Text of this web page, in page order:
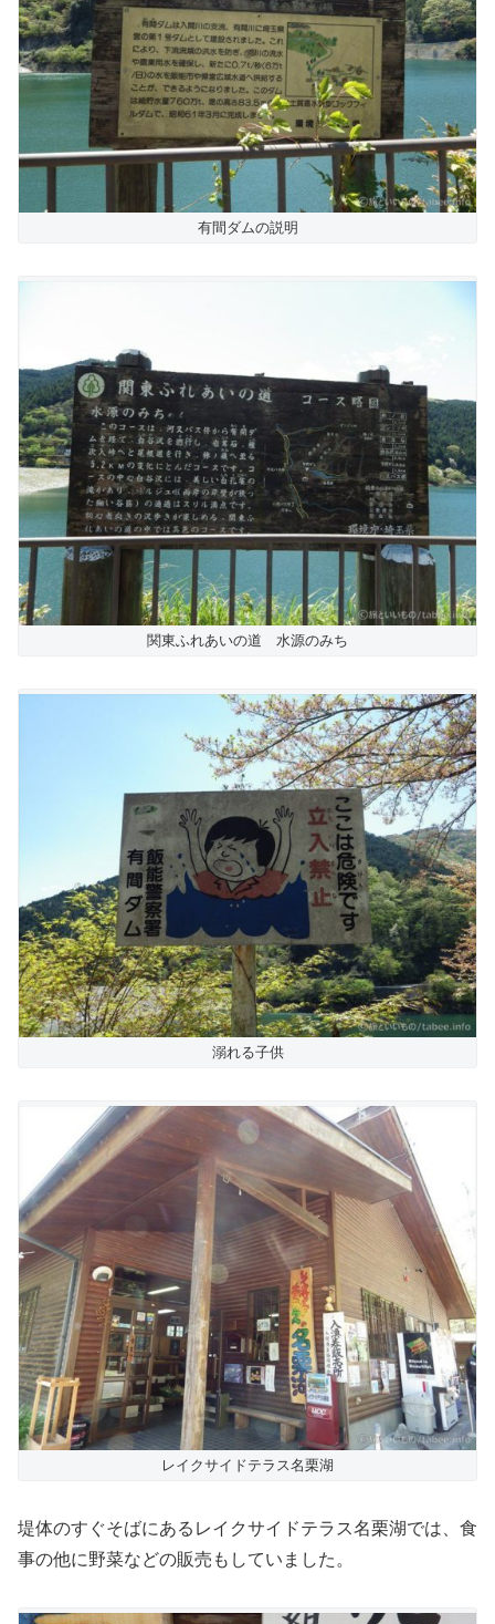
有間ダムの説明
関東ふれあいの道 水源のみち
溺れる子供
レイクサイドテラス名栗湖
堤体のすぐそばにあるレイクサイドテラス名栗湖では、食
事の他に野菜などの販売もしていました。